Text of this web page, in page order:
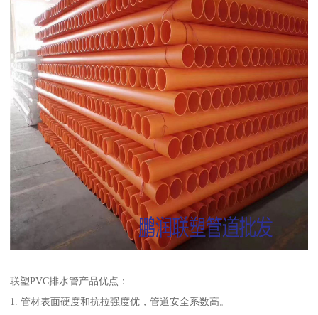
联塑PVC排水管产品优点：
1. 管材表面硬度和抗拉强度优，管道安全系数高。